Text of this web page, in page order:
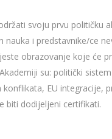
svoju prvu
i predstavnike/ce
obrazovanje koje
su: politički
EU integracije,
biti dodijeljeni certifikati.